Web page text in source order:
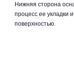
Нижняя сторона
процесс ее укладки
поверхностью.